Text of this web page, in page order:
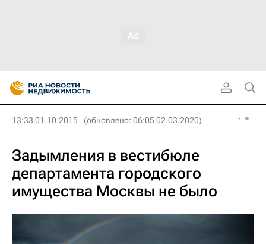
13:33 01.10.2015 (обновлено: 06:05 02.03.2020)
Задымления в вестибюле
департамента городского
имущества Москвы не было